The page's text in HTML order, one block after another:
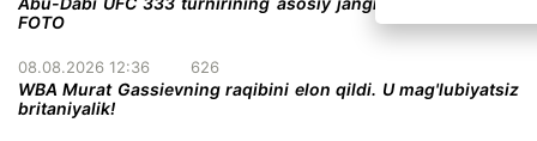
FOTO
08.08.2026 12:36 626
WBA Murat Gassievning raqibini elon qildi. U mag'lubiyatsiz
britaniyalik!